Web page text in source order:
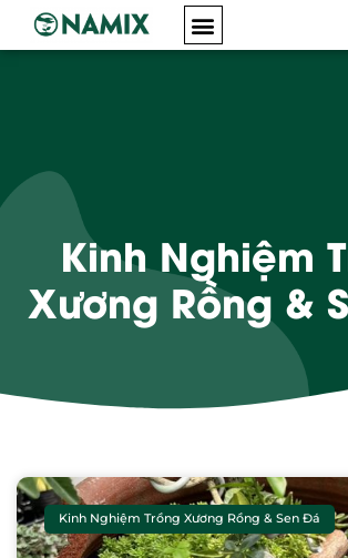
Kinh Nghiệm
Xương Rồng &
Kinh Nghiệm Trồng Xương Rồng & Sen Đá